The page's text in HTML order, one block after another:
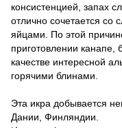
консистенцией, запах
отлично сочетается
яйцами. По этой
приготовлении канапе,
качестве интересной
горячими блинами.
Эта икра добывается
Дании, Финляндии.